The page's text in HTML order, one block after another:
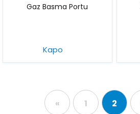
Gaz Basma Portu
Kapo
« 1 2